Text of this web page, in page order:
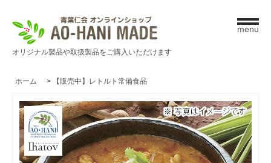
オリジナル製品や取扱製品をご購入いただけます
ホーム > 【販売中】レトルト常備食品
menu